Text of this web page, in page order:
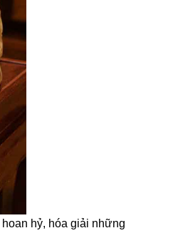
hỷ, hóa giải những